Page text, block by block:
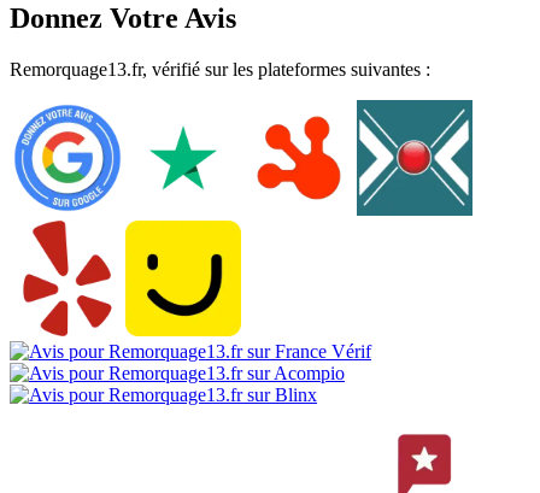
Donnez Votre Avis
Remorquage13.fr, vérifié sur les plateformes suivantes :